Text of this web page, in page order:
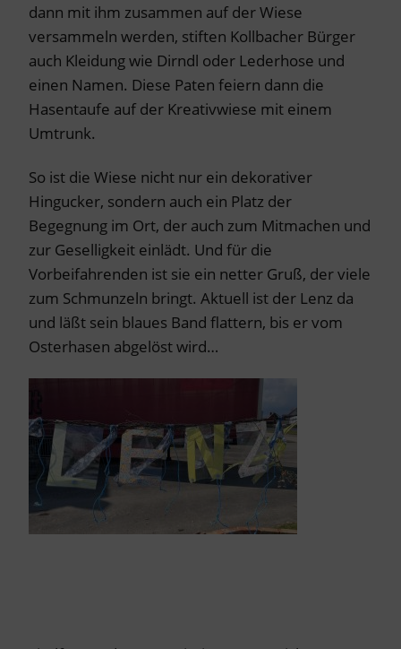
dann mit ihm zusammen auf der Wiese
versammeln werden, stiften Kollbacher Bürger
auch Kleidung wie Dirndl oder Lederhose und
einen Namen. Diese Paten feiern dann die
Hasentaufe auf der Kreativwiese mit einem
Umtrunk.
So ist die Wiese nicht nur ein dekorativer
Hingucker, sondern auch ein Platz der
Begegnung im Ort, der auch zum Mitmachen und
zur Geselligkeit einlädt. Und für die
Vorbeifahrenden ist sie ein netter Gruß, der viele
zum Schmunzeln bringt. Aktuell ist der Lenz da
und läßt sein blaues Band flattern, bis er vom
Osterhasen abgelöst wird…